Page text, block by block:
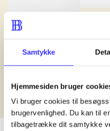
Samtykke
Hjemmesiden bruger
Vi bruger cookies til
brugervenlighed. Du kan til
tilbagetrække dit samtykke